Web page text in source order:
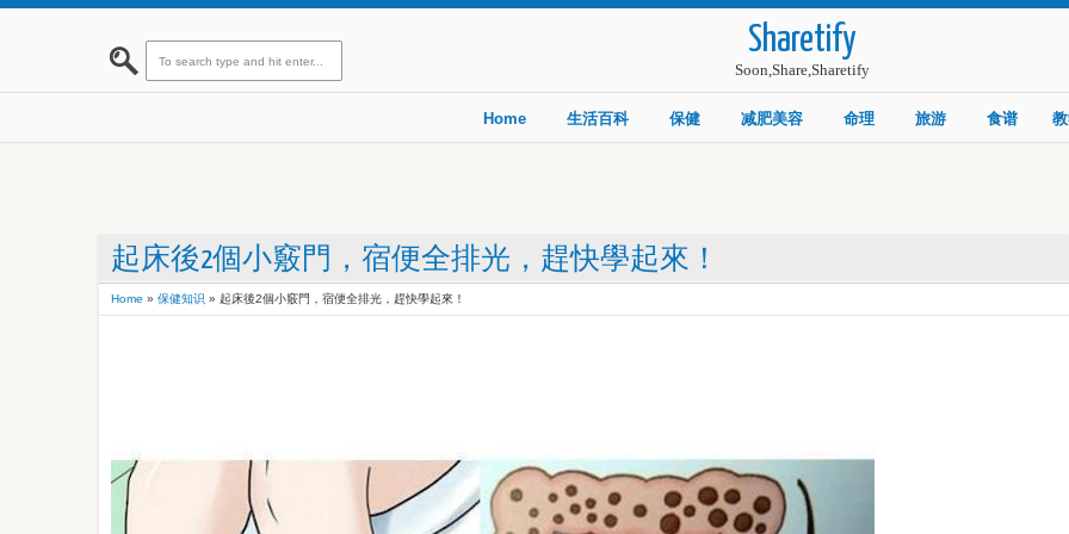
Sharetify
Soon,Share,Sharetify
Home 生活百科 保健 减肥美容 命理 旅游 食谱
起床後2個小竅門，宿便全排光，趕快學起來！
Home » 保健知识 » 起床後2個小竅門，宿便全排光，趕快學起來！